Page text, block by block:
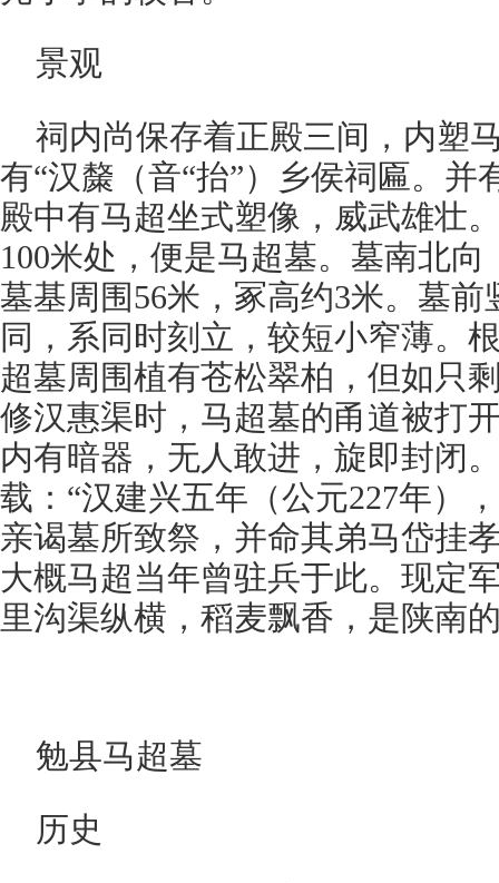
景观
祠内尚保存着正殿三间，内塑
有“汉斄（音“抬”）乡侯祠匾。并
殿中有马超坐式塑像，威武雄壮
100米处，便是马超墓。墓南北
墓基周围56米，冢高约3米。墓
同，系同时刻立，较短小窄薄。
超墓周围植有苍松翠柏，但如只
修汉惠渠时，马超墓的甬道被打
内有暗器，无人敢进，旋即封闭
载：“汉建兴五年（公元227年）
亲谒墓所致祭，并命其弟马岱挂
大概马超当年曾驻兵于此。现定
里沟渠纵横，稻麦飘香，是陕南
勉县马超墓
历史